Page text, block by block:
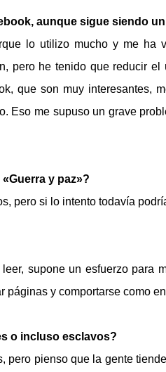
aunque sigue siendo
lo utilizo mucho y me ha
pero he tenido que reducir
que son muy interesantes,
Eso me supuso un grave
y paz»?
pero si lo intento todavía
supone un esfuerzo para
páginas y comportarse como
o incluso esclavos?
pero pienso que la gente